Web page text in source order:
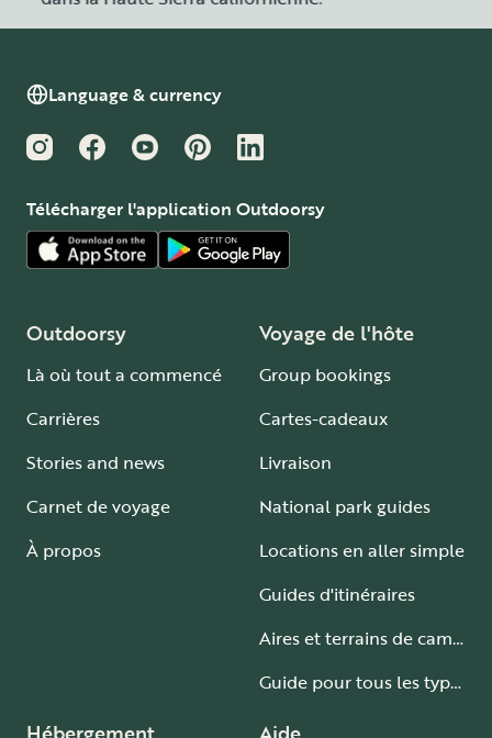
Language & currency
InstagramFacebookYouTubePinterestLinkedIn
Télécharger l'application Outdoorsy
Outdoorsy
Là où tout a commencé
Carrières
Stories and news
Carnet de voyage
À propos
Voyage de l'hôte
Group bookings
Cartes-cadeaux
Livraison
National park guides
Locations en aller simple
Guides d'itinéraires
Aires et terrains de camping-car
Guide pour tous les types de camping-car